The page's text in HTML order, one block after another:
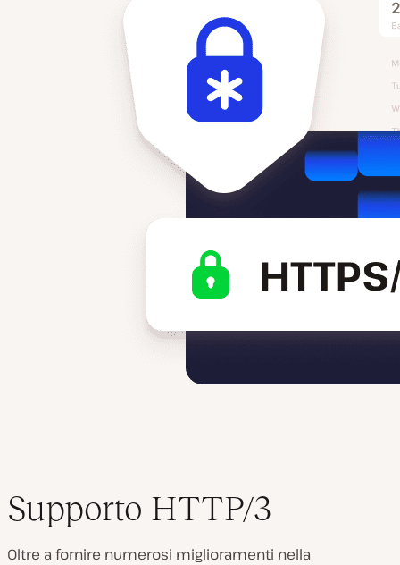
Supporto HTTP/3
Oltre a fornire numerosi miglioramenti nella